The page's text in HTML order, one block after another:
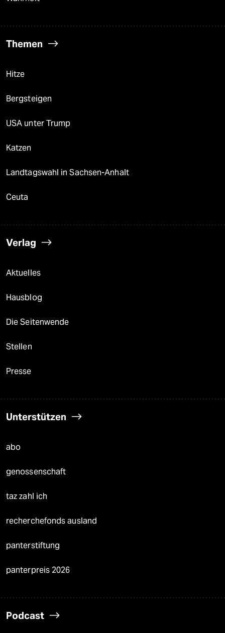
Themen
Hitze
Bergsteigen
USA unter Trump
Katzen
Landtagswahl in Sachsen-Anhalt
Ceuta
Verlag
Aktuelles
Hausblog
Die Seitenwende
Stellen
Presse
Unterstützen
abo
genossenschaft
taz zahl ich
recherchefonds ausland
panterstiftung
panterpreis 2026
Podcast